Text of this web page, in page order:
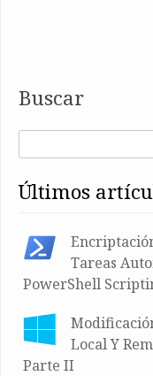
Buscar
últimos
Tareas
PowerShell
Local Y
Parte II